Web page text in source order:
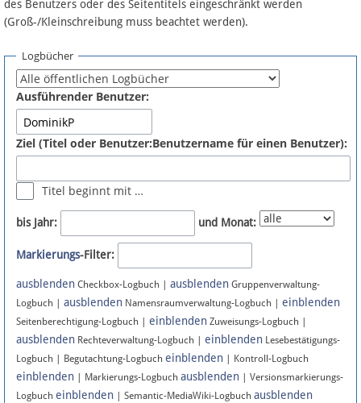
Fördermitglied werden
Fehler melden
Newsletter
Bluesky
Facebook
Instagram
Anmelden
des Benutzers oder des Seitentitels eingeschränkt werden
(Groß-/Kleinschreibung muss beachtet werden).
Logbücher
Ausführender Benutzer:
Ziel (Titel oder Benutzer:Benutzername für einen Benutzer):
Titel beginnt mit …
bis Jahr: und Monat:
Markierungs-Filter:
ausblenden Checkbox-Logbuch | ausblenden Gruppenverwaltung-
Logbuch | ausblenden Namensraumverwaltung-Logbuch | einblenden
Seitenberechtigung-Logbuch | einblenden Zuweisungs-Logbuch |
ausblenden Rechteverwaltung-Logbuch | einblenden Lesebestätigungs-
Logbuch | Begutachtung-Logbuch einblenden | Kontroll-Logbuch
einblenden | Markierungs-Logbuch ausblenden | Versionsmarkierungs-
Logbuch einblenden | Semantic-MediaWiki-Logbuch ausblenden